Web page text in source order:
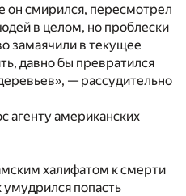
он смирился, пересмотрел
в целом, но проблески
замаячили в текущее
давно бы превратился
— рассудительно
агенту американских
халифатом к смерти
умудрился попасть